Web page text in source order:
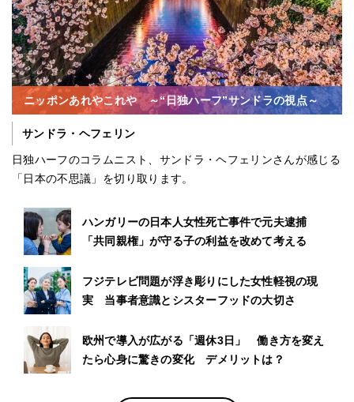
ニッポンあれやこれや ～“日独ハーフ”サンドラの視点～
サンドラ・ヘフェリン
日独ハーフのコラムニスト、サンドラ・ヘフェリンさんが感じる
「日本の不思議」を切り取ります。
ハンガリーの日本人女性死亡事件で元夫逮捕
「共同親権」が守る子の利益を改めて考える
フジテレビ問題が浮き彫りにした女性軽視の現
実 当事者意識とシスターフッドの大切さ
欧州で導入が広がる「週休3日」 働き方を変え
たら心身に驚きの変化 デメリットは？